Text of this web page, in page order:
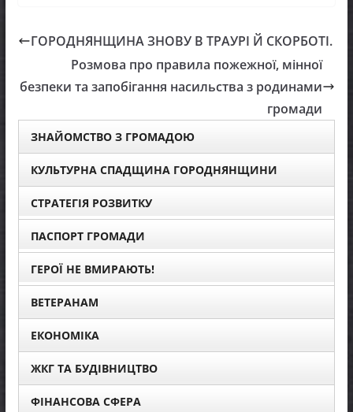
ГОРОДНЯНЩИНА ЗНОВУ В ТРАУРІ Й СКОРБОТІ.
Розмова про правила пожежної, мінної
безпеки та запобігання насильства з родинами
громади
ЗНАЙОМСТВО З ГРОМАДОЮ
КУЛЬТУРНА СПАДЩИНА ГОРОДНЯНЩИНИ
СТРАТЕГІЯ РОЗВИТКУ
ПАСПОРТ ГРОМАДИ
ГЕРОЇ НЕ ВМИРАЮТЬ!
ВЕТЕРАНАМ
ЕКОНОМІКА
ЖКГ ТА БУДІВНИЦТВО
ФІНАНСОВА СФЕРА